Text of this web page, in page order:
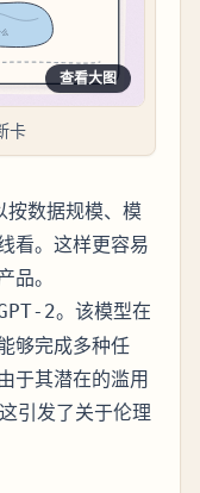
查看大图
卡
按数据规模、模
看。这样更容易
。
2。该模型在
够完成多种任
于其潜在的滥用
引发了关于伦理